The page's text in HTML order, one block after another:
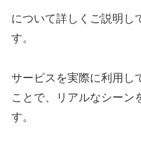
について詳しくご説明し
す。
サービスを実際に利用し
ことで、リアルなシーン
す。